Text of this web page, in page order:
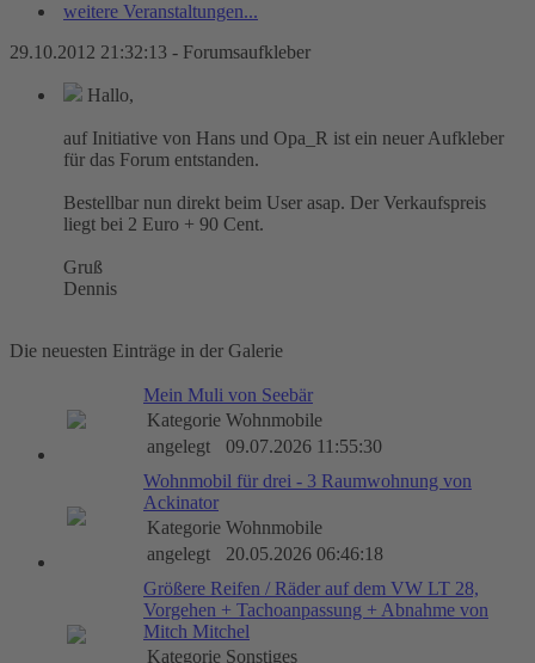
weitere Veranstaltungen...
29.10.2012 21:32:13 - Forumsaufkleber
Hallo,
auf Initiative von Hans und Opa_R ist ein neuer Aufkleber
für das Forum entstanden.
Bestellbar nun direkt beim User asap. Der Verkaufspreis
liegt bei 2 Euro + 90 Cent.
Gruß
Dennis
Die neuesten Einträge in der Galerie
Mein Muli von Seebär
Kategorie Wohnmobile
angelegt
09.07.2026 11:55:30
Wohnmobil für drei - 3 Raumwohnung von
Ackinator
Kategorie Wohnmobile
angelegt
20.05.2026 06:46:18
Größere Reifen / Räder auf dem VW LT 28,
Vorgehen + Tachoanpassung + Abnahme von
Mitch Mitchel
Kategorie Sonstiges